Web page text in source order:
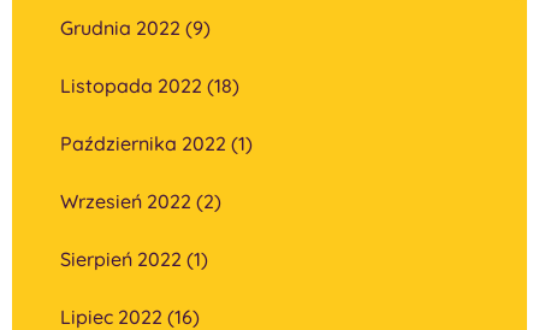
Grudnia 2022 (9)
Listopada 2022 (18)
Października 2022 (1)
Wrzesień 2022 (2)
Sierpień 2022 (1)
Lipiec 2022 (16)